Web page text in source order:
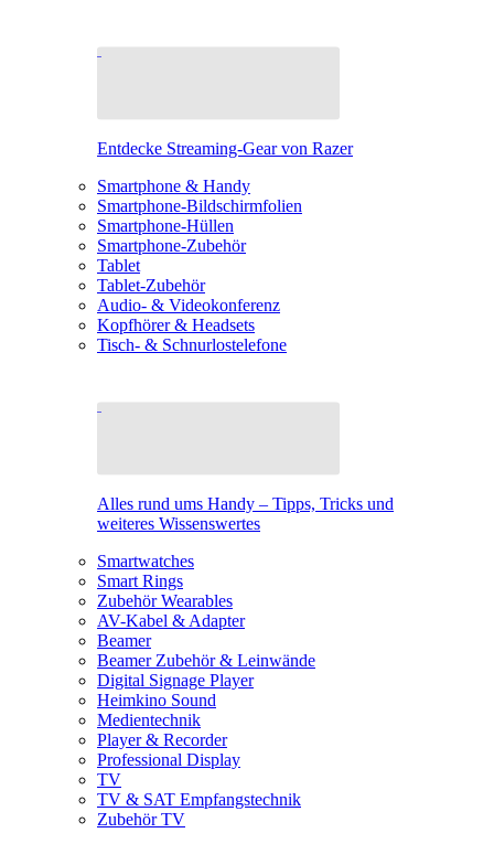
Entdecke Streaming-Gear von Razer
Smartphone & Handy
Smartphone-Bildschirmfolien
Smartphone-Hüllen
Smartphone-Zubehör
Tablet
Tablet-Zubehör
Audio- & Videokonferenz
Kopfhörer & Headsets
Tisch- & Schnurlostelefone
Alles rund ums Handy – Tipps, Tricks und
weiteres Wissenswertes
Smartwatches
Smart Rings
Zubehör Wearables
AV-Kabel & Adapter
Beamer
Beamer Zubehör & Leinwände
Digital Signage Player
Heimkino Sound
Medientechnik
Player & Recorder
Professional Display
TV
TV & SAT Empfangstechnik
Zubehör TV